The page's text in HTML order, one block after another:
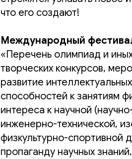
что его создают!
Международный
«Перечень олимпиад и
творческих конкурсов,
развитие
способностей к занятиям
интереса к научной
инженерно-технической,
физкультурно-спортивной
пропаганду научных